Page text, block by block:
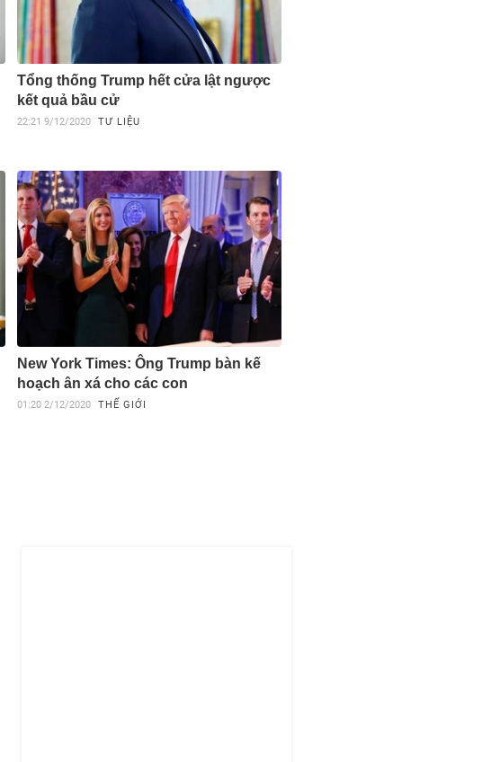
Tổng thống Trump hết cửa lật ngược
kết quả bầu cử
22:21 9/12/2020 TƯ LIỆU
New York Times: Ông Trump bàn kế
hoạch ân xá cho các con
01:20 2/12/2020 THẾ GIỚI